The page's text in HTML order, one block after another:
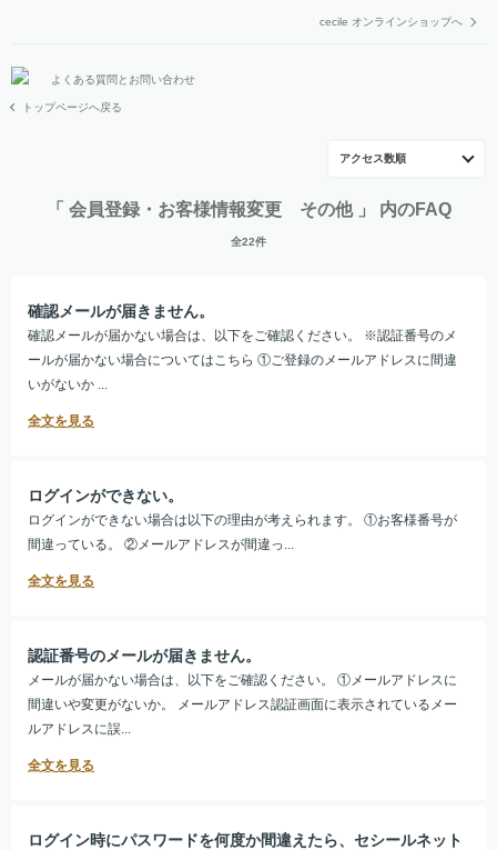
cecile オンラインショップへ
よくある質問とお問い合わせ
トップページへ戻る
アクセス数順
「 会員登録・お客様情報変更 その他 」 内のFAQ
全22件
確認メールが届きません。
確認メールが届かない場合は、以下をご確認ください。 ※認証番号のメ
ールが届かない場合についてはこちら ①ご登録のメールアドレスに間違
いがないか ...
ログインができない。
ログインができない場合は以下の理由が考えられます。 ①お客様番号が
間違っている。 ②メールアドレスが間違っ...
認証番号のメールが届きません。
メールが届かない場合は、以下をご確認ください。 ①メールアドレスに
間違いや変更がないか。 メールアドレス認証画面に表示されているメー
ルアドレスに誤...
ログイン時にパスワードを何度か間違えたら、セシールネット